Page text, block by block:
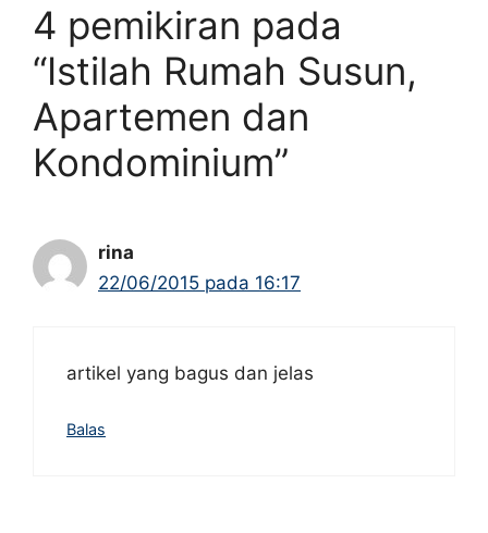
4 pemikiran pada
“Istilah Rumah Susun,
Apartemen dan
Kondominium”
rina
22/06/2015 pada 16:17
artikel yang bagus dan jelas
Balas